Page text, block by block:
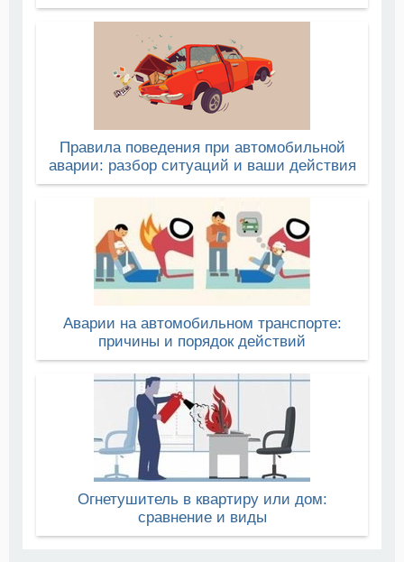
Правила поведения при автомобильной
аварии: разбор ситуаций и ваши действия
Аварии на автомобильном транспорте:
причины и порядок действий
Огнетушитель в квартиру или дом:
сравнение и виды